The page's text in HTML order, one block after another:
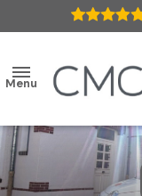
Menu
accueil